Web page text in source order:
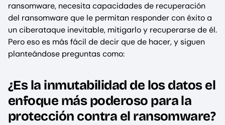
ransomware, necesita capacidades de recuperación
del ransomware que le permitan responder con éxito a
un ciberataque inevitable, mitigarlo y recuperarse de él.
Pero eso es más fácil de decir que de hacer, y siguen
planteándose preguntas como:
¿Es la inmutabilidad de los datos el
enfoque más poderoso para la
protección contra el ransomware?